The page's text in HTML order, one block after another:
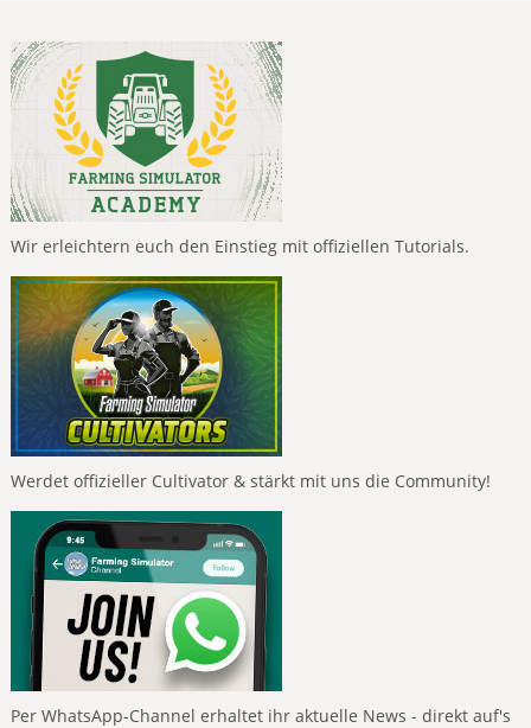
Wir erleichtern euch den Einstieg mit offiziellen Tutorials.
Werdet offizieller Cultivator & stärkt mit uns die Community!
Per WhatsApp-Channel erhaltet ihr aktuelle News - direkt auf's